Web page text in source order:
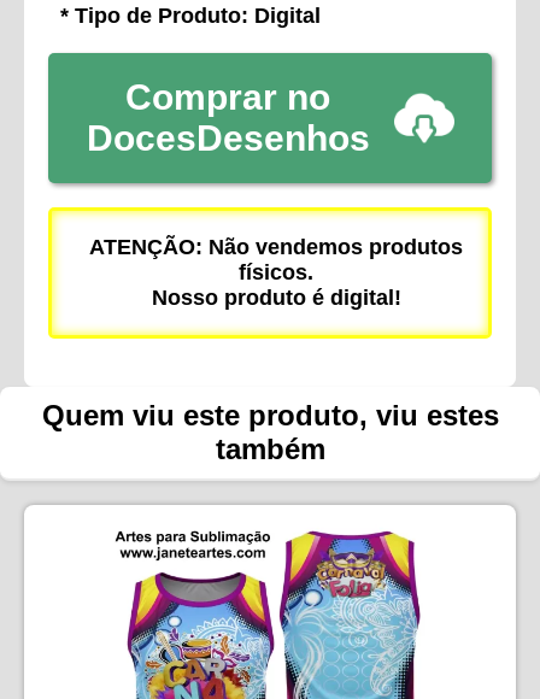
* Tipo de Produto: Digital
Comprar no
DocesDesenhos
ATENÇÃO: Não vendemos produtos
físicos.
Nosso produto é digital!
Quem viu este produto, viu estes
também